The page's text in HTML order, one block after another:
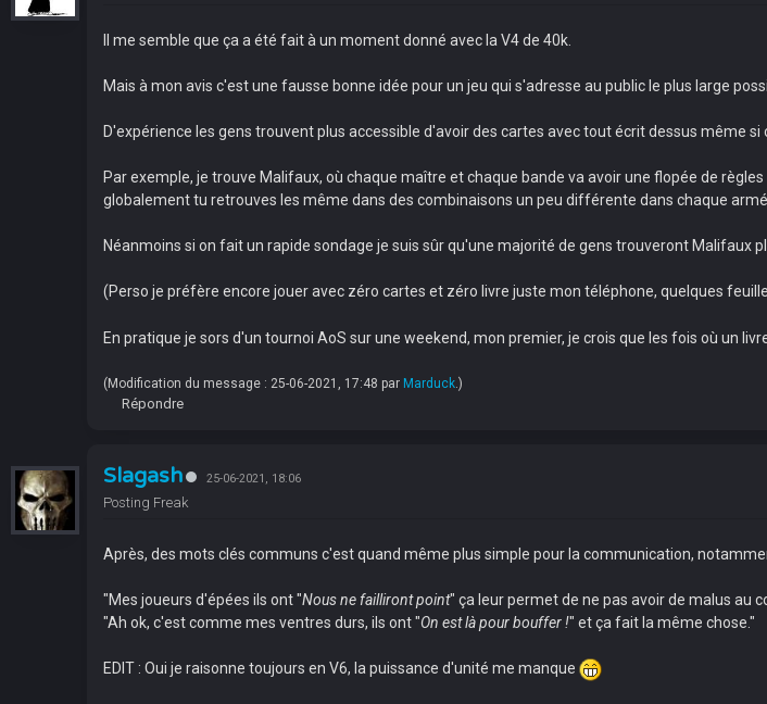
Il me semble que ça a été fait à un moment donné avec la V4 de 40k.
Mais à mon avis c'est une fausse bonne idée pour un jeu qui s'adresse au public le plus large
D'expérience les gens trouvent plus accessible d'avoir des cartes avec tout écrit dessus même si
Par exemple, je trouve Malifaux, où chaque maître et chaque bande va avoir une flopée de
globalement tu retrouves les même dans des combinaisons un peu différente dans chaque
Néanmoins si on fait un rapide sondage je suis sûr qu'une majorité de gens trouveront Malifaux
(Perso je préfère encore jouer avec zéro cartes et zéro livre juste mon téléphone, quelques
En pratique je sors d'un tournoi AoS sur une weekend, mon premier, je crois que les fois où un
(Modification du message : 25-06-2021, 17:48 par Marduck .)
Répondre
Slagash 25-06-2021, 18:06
Posting Freak
Après, des mots clés communs c'est quand même plus simple pour la communication,
"Mes joueurs d'épées ils ont "Nous ne failliront point" ça leur permet de ne pas avoir de malus au
"Ah ok, c'est comme mes ventres durs, ils ont "On est là pour bouffer !" et ça fait la même chose."
EDIT : Oui je raisonne toujours en V6, la puissance d'unité me manque